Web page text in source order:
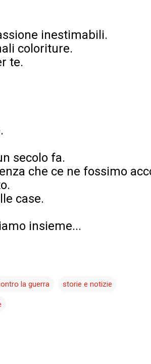
inestimabili.
coloriture.
te.
secolo fa.
che ce ne fossimo
case.
insieme...
la guerra storie e notizie